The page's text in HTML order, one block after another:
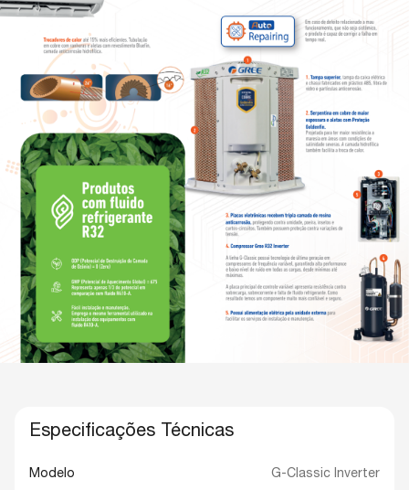
Especificações Técnicas
Modelo G-Classic Inverter